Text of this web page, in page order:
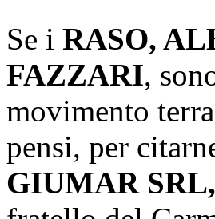
Se i RASO,
FAZZARI,
movimento
pensi, per
GIUMAR SRL,